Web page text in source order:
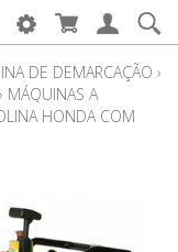
DE DEMARCAÇÃO ›
› MÁQUINAS A
HONDA COM